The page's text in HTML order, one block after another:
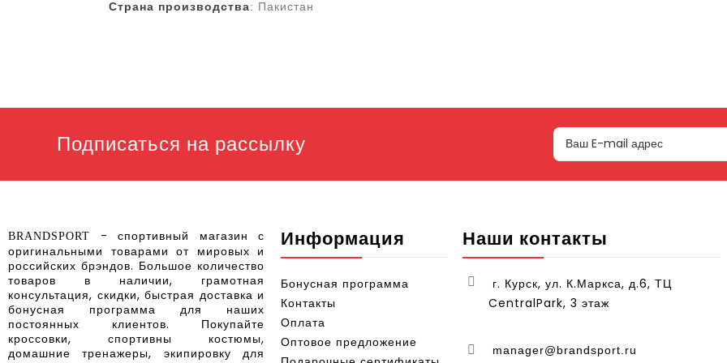
Страна производства: Пакистан
Подписаться на рассылку
BRANDSPORT
- спортивный магазин с
оригинальными товарами от мировых и
российских брэндов. Большое количество
товаров в наличии, грамотная
консультация, скидки, быстрая доставка и
бонусная программа для наших
постоянных клиентов. Покупайте
кроссовки, спортивны костюмы,
домашние тренажеры, экипировку для
Информация
Бонусная программа
Контакты
Оплата
Оптовое предложение
Наши контакты
г. Курск, ул. К.Маркса, д.6, ТЦ
CentralPark, 3 этаж
manager@brandsport.ru